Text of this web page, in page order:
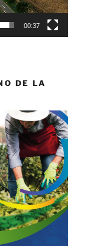
00:37
DE LA